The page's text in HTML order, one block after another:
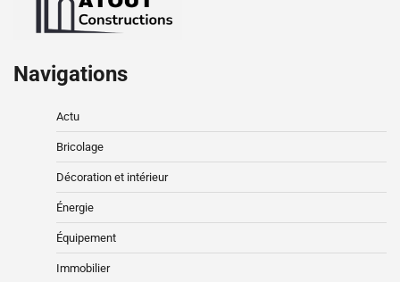
Navigations
Actu
Bricolage
Décoration et intérieur
Énergie
Équipement
Immobilier